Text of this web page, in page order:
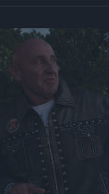
Jön még kép!